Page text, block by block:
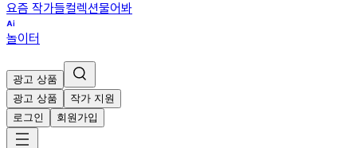
요즘 작가들컬렉션물어봐
놀이터
광고 상품
광고 상품
작가 지원
로그인
회원가입